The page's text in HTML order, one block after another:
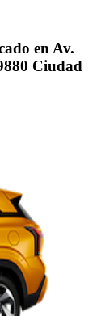
en Av.
Ciudad